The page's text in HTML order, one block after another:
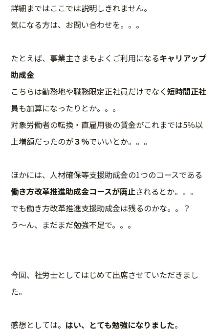
詳細まではここでは説明しきれません。
気になる方は、お問い合わせを。。。
たとえば、事業主さまもよくご利用になるキャリアップ
助成金
こちらは勤務地や職務限定正社員だけでなく短時間正社
員も加算になったりとか。。。
対象労働者の転換・直雇用後の賃金がこれまでは5％以
上増額だったのが３％でいいとか。。。
ほかには、人材確保等支援助成金の1つのコースである
働き方改革推進助成金コースが廃止されるとか。。。
でも働き方改革推進支援助成金は残るのかな。。？
う～ん、まだまだ勉強不足で。。。
今回、社労士としてはじめて出席させていただきまし
た。
感想としては。 はい、とても勉強になりました。